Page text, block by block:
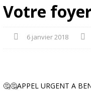
Votre
6 janvier 2018
🤔🤔APPEL URGENT A